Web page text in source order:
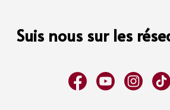
Suis nous sur les